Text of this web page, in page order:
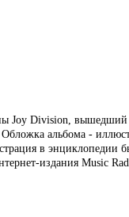
Division, вышедший
Обложка альбома -
в
издания Music